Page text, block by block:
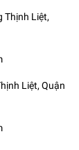
Thịnh Liệt,
Liệt, Quận